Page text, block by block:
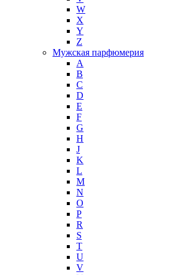
W
X
Y
Z
Мужская парфюмерия
A
B
C
D
E
F
G
H
J
K
L
M
N
O
P
R
S
T
U
V